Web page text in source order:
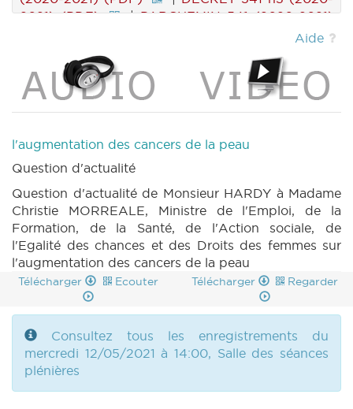
2021) (PDF)
|PARCHEMIN 541 (2020-2021)
DECRET 542 n1 (2020-2021) (PDF)
DECRET 542 n1ter (2020-2021) (PDF)
|
DECRET 542 n2 (2020-2021) (PDF)
|
DECRET 542 n3 (2020-2021) (PDF)
|
DECRET 542 n4 annexe 1 (2020-2021) (PDF)
DECRET 542 n4 annexe 2 (2020-2021) (PDF)
|DECRET 542 n4 annexe 3 (2020-2021)
(PDF)
|DECRET 542 n4 annexe 4 (2020-
2021) (PDF)
|
DECRET 542 n4 annexe 5
(2020-2021) (PDF)
|
DECRET 542 n4 annexe
6 (2020-2021) (PDF)
|DECRET 542 n5
(2020-2021) (PDF)
|DECRET 542 n6 (2020-
2021) (PDF)
|PARCHEMIN 542 (2020-2021)
|
DECRET 543 n1 (2020-2021) (PDF)
|DECRET 543 n2 (2020-2021) (PDF)
|
DECRET 543 n2 annexe 1 (2020-2021) (PDF)
DECRET 543 n2 annexe 2 (2020-2021) (PDF)
|DECRET 543 n3 (2020-2021) (PDF)
|
PARCHEMIN 543 (2020-2021) (PDF)
Aide
l'augmentation des cancers de la peau
Question d'actualité
Question d'actualité de Monsieur HARDY à Madame
Christie MORREALE, Ministre de l'Emploi, de la
Formation, de la Santé, de l'Action sociale, de
l'Egalité des chances et des Droits des femmes sur
l'augmentation des cancers de la peau
Télécharger Ecouter Télécharger Regarder
Consultez tous les enregistrements du
mercredi 12/05/2021 à 14:00, Salle des séances
plénières